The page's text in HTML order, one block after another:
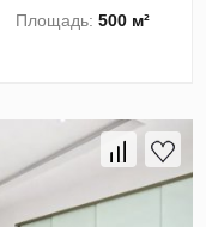
Площадь:500 м²